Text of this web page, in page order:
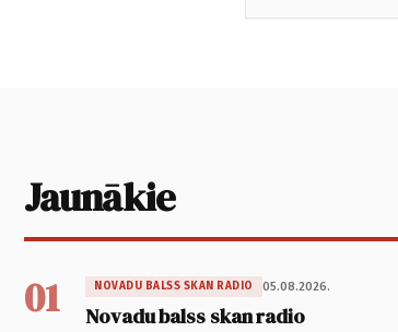
Jaunākie
01 NOVADU BALSS SKAN RADIO 05.08.2026.
Novadu balss skan radio